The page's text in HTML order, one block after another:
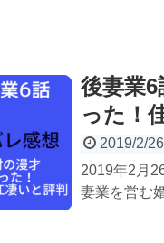
後妻業6
った！
2019/2/26
2019年2月
妻業を営む